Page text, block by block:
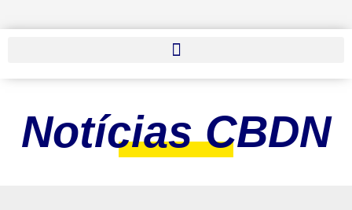
Notícias CBDN